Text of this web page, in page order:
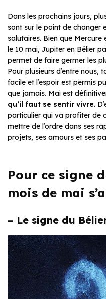
Dans les prochains jours,
sont sur le point de changer
salutaires. Bien que
le 10 mai, Jupiter en Bélier
permet de faire germer les
Pour plusieurs d’entre nous,
facile et l’espoir est permis
que jamais. Mai est
qu’il faut se sentir vivre.
particulier qui va profiter de
mettre de l’ordre dans ses
projets, ses amours et ses
Pour ce signe
mois de mai
– Le signe du